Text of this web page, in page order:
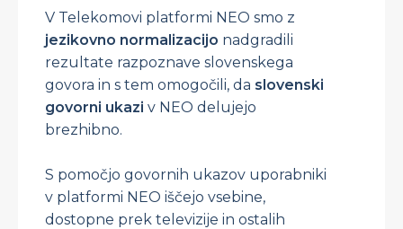
V Telekomovi platformi NEO smo z
jezikovno normalizacijo nadgradili
rezultate razpoznave slovenskega
govora in s tem omogočili, da slovenski
govorni ukazi v NEO delujejo
brezhibno.
S pomočjo govornih ukazov uporabniki
v platformi NEO iščejo vsebine,
dostopne prek televizije in ostalih